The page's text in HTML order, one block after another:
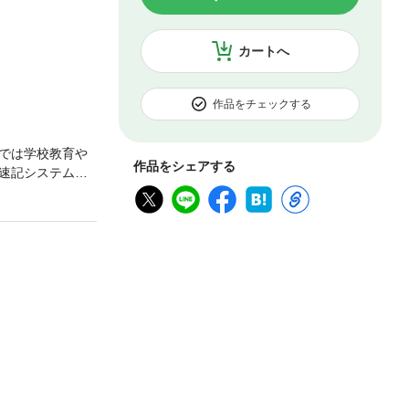
カートへ
作品をチェックする
作品をシェアする
は学校教育や
記システムと